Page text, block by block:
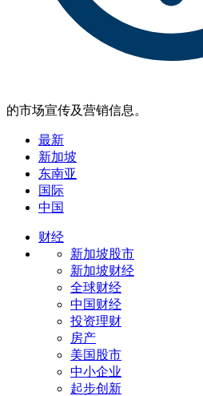
的市场宣传及营销信息。
最新
新加坡
东南亚
国际
中国
财经
新加坡股市
新加坡财经
全球财经
中国财经
投资理财
房产
美国股市
中小企业
起步创新